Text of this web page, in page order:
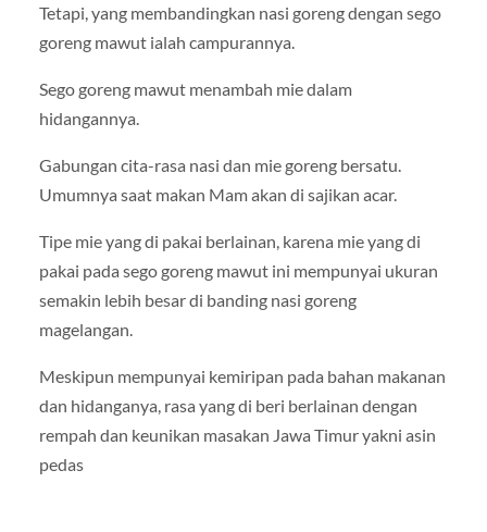
Tetapi, yang membandingkan nasi goreng dengan sego
goreng mawut ialah campurannya.
Sego goreng mawut menambah mie dalam
hidangannya.
Gabungan cita-rasa nasi dan mie goreng bersatu.
Umumnya saat makan Mam akan di sajikan acar.
Tipe mie yang di pakai berlainan, karena mie yang di
pakai pada sego goreng mawut ini mempunyai ukuran
semakin lebih besar di banding nasi goreng
magelangan.
Meskipun mempunyai kemiripan pada bahan makanan
dan hidanganya, rasa yang di beri berlainan dengan
rempah dan keunikan masakan Jawa Timur yakni asin
pedas